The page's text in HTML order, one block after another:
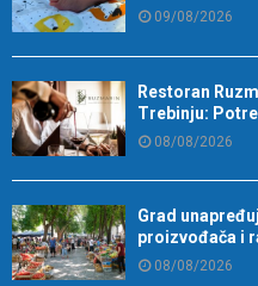
09/08/2026
Restoran
Trebinju:
08/08/2026
Grad
proizvođača i
08/08/2026